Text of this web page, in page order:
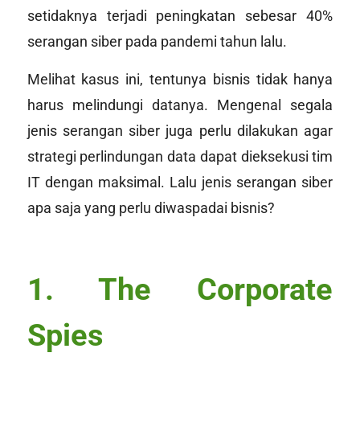
setidaknya terjadi peningkatan sebesar 40%
serangan siber pada pandemi tahun lalu.
Melihat kasus ini, tentunya bisnis tidak hanya
harus melindungi datanya. Mengenal segala
jenis serangan siber juga perlu dilakukan agar
strategi perlindungan data dapat dieksekusi tim
IT dengan maksimal. Lalu jenis serangan siber
apa saja yang perlu diwaspadai bisnis?
1. The Corporate
Spies